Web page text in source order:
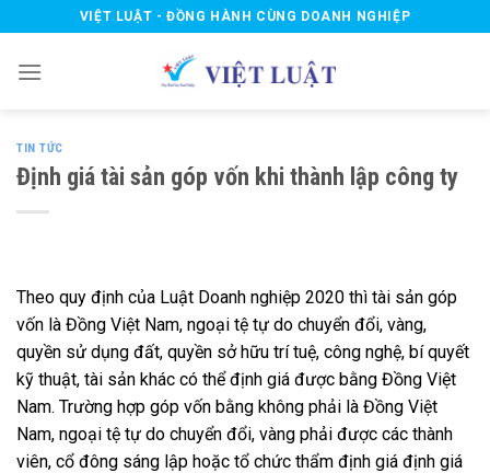
to
content
VIỆT LUẬT - ĐỒNG HÀNH CÙNG DOANH NGHIỆP
TIN TỨC
Định giá tài sản góp vốn khi thành lập công ty
Theo quy định của Luật Doanh nghiệp 2020 thì tài sản góp
vốn là Đồng Việt Nam, ngoại tệ tự do chuyển đổi, vàng,
quyền sử dụng đất, quyền sở hữu trí tuệ, công nghệ, bí quyết
kỹ thuật, tài sản khác có thể định giá được bằng Đồng Việt
Nam. Trường hợp góp vốn bằng không phải là Đồng Việt
Nam, ngoại tệ tự do chuyển đổi, vàng phải được các thành
viên, cổ đông sáng lập hoặc tổ chức thẩm định giá định giá